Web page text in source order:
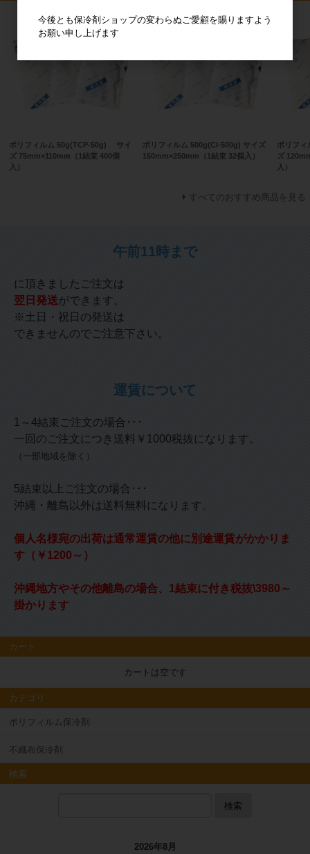
ポリフィルム 50g(TCP-50g) サイ
ズ 75mm×110mm（1結束 400個
入）
ポリフィルム 500g(CI-500g) サイズ
150mm×250mm（1結束 32個入）
ポリフ
ズ
入）
すべてのおすすめ商品を見る
午前11時まで
に頂きましたご注文は
翌日発送ができます。
※土日・祝日の発送は
できませんのでご注意下さい。
運賃について
1～4結束ご注文の場合･･･
一回のご注文につき送料￥1000税抜になります。
（一部地域を除く）
5結束以上ご注文の場合･･･
沖縄・離島以外は送料無料になります。
個人名様宛の出荷は通常運賃の他に別途運賃がかかりま
す（￥1200～）
沖縄地方やその他離島の場合、1結束に付き税抜\3980～
掛かります
カート
カートは空です
カテゴリ
ポリフィルム保冷剤
不織布保冷剤
検索
検索
2026年8月
今後とも保冷剤ショップの変わらぬご愛顧を賜りますよう
お願い申し上げます